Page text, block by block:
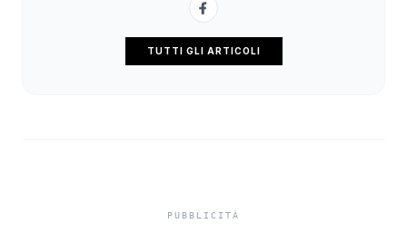
TUTTI GLI ARTICOLI